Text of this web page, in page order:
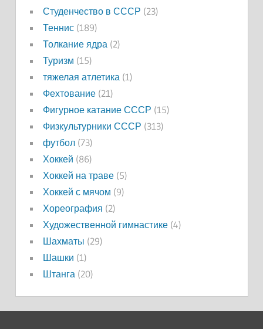
Студенчество в СССР (23)
Теннис(189)
Толкание ядра (2)
Туризм (15)
тяжелая атлетика (1)
Фехтование(21)
Фигурное катание СССР (15)
Физкультурники СССР (313)
футбол(73)
Хоккей (86)
Хоккей на траве(5)
Хоккей с мячом (9)
Хореография (2)
Художественной гимнастике(4)
Шахматы (29)
Шашки (1)
Штанга (20)